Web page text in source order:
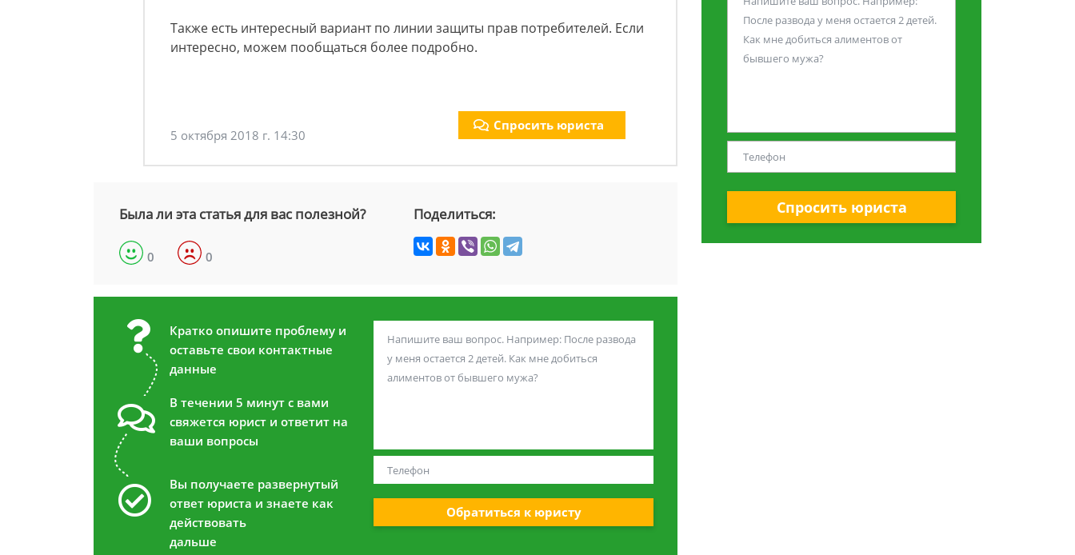
Также есть интересный вариант по линии защиты прав потребителей. Если
интересно, можем пообщаться более подробно.
5 октября 2018 г. 14:30
Спросить юриста
Была ли эта статья для вас полезной?
0 0
Поделиться:
Кратко опишите проблему и
оставьте свои контактные
данные
В течении 5 минут с вами
свяжется юрист и ответит на
ваши вопросы
Вы получаете развернутый
ответ юриста и знаете как
действовать
дальше
Обратиться к юристу
Спросить юриста